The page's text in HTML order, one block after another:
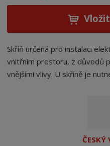
Skříň určená pro instalaci
vnitřním prostoru, z důvodů
vnějšími vlivy. U skříně je
ČESKÝ